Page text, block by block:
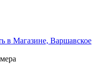
в Магазине, Варшавское